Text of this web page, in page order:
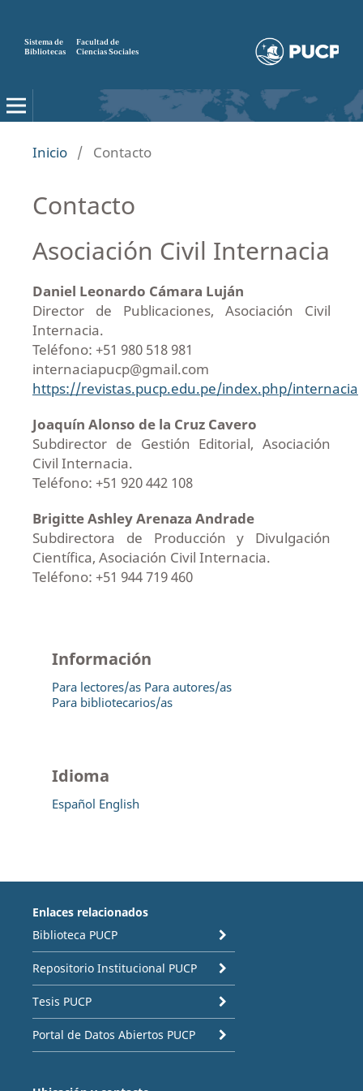
Sistema de
Bibliotecas
Facultad de
Ciencias Sociales
Inicio / Contacto
Contacto
Asociación Civil Internacia
Daniel Leonardo Cámara Luján
Director de Publicaciones, Asociación Civil
Internacia.
Teléfono: +51 980 518 981
internaciapucp@gmail.com
https://revistas.pucp.edu.pe/index.php/internacia
Joaquín Alonso de la Cruz Cavero
Subdirector de Gestión Editorial, Asociación
Civil Internacia.
Teléfono: +51 920 442 108
Brigitte Ashley Arenaza Andrade
Subdirectora de Producción y Divulgación
Científica, Asociación Civil Internacia.
Teléfono: +51 944 719 460
Información
Para lectores/as Para autores/as
Para bibliotecarios/as
Idioma
Español English
Enlaces relacionados
Biblioteca PUCP
Repositorio Institucional PUCP
Tesis PUCP
Portal de Datos Abiertos PUCP